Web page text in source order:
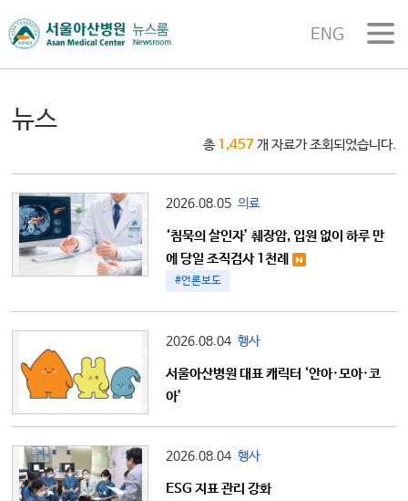
ENG
뉴스
총1,457 개 자료가 조회되었습니다.
2026.08.05 의료
‘침묵의 살인자’ 췌장암, 입원 없이 하루 만
에 당일 조직검사 1천례
#언론보도
2026.08.04 행사
서울아산병원 대표 캐릭터 ‘안아·모아·코
아’
2026.08.04 행사
ESG 지표 관리 강화